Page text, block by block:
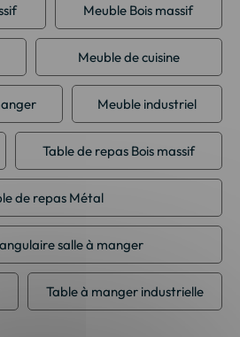
Meuble Bois massif
Meuble de cuisine
Meuble industriel
Table de repas Bois massif
de repas Métal
salle à manger
Table à manger industrielle